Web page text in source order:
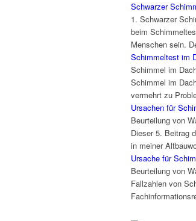
Schwarzer
1. Schwarzer
beim
Menschen sein.
Schimmeltest im
Schimmel im
Schimmel im
vermehrt zu
Ursachen für
Beurteilung von
Dieser 5. Beitrag
in meiner
Ursache für
Beurteilung von
Fallzahlen von